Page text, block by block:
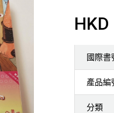
國際書
產品編
分類